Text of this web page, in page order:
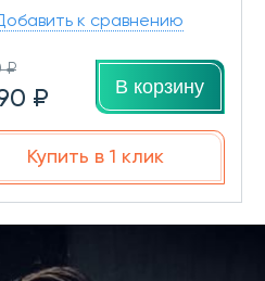
к сравнению
₽
₽ В корзину
Купить в 1 клик